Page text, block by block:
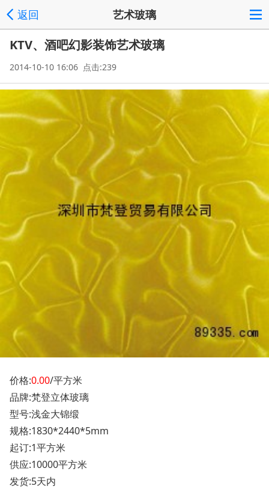
返回 艺术玻璃
KTV、酒吧幻影装饰艺术玻璃
2014-10-10 16:06 点击:239
价格:0.00/平方米
品牌:梵登立体玻璃
型号:浅金大锦缎
规格:1830*2440*5mm
起订:1平方米
供应:10000平方米
发货:5天内